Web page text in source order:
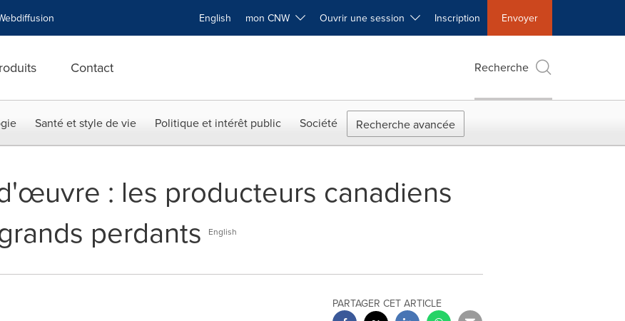
English mon CNW Ouvrir une session Inscription Envoyer
Contact Recherche
Santé et style de vie Politique et intérêt public Société Recherche avancée
: les producteurs canadiens
perdants
English
PARTAGER CET ARTICLE